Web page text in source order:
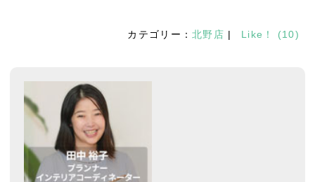
カテゴリー：北野店 | Like！ (10)